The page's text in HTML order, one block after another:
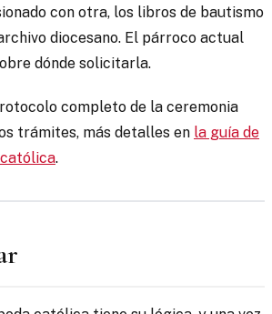
con otra, los libros de bautismo
diocesano. El párroco actual
dónde solicitarla.
completo de la ceremonia
trámites, más detalles en la guía de
.